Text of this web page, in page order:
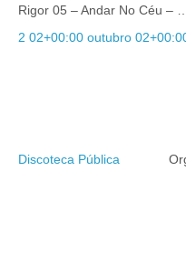
Rigor 05 – Andar No Céu – …
2 02+00:00 outubro
Discoteca Pública